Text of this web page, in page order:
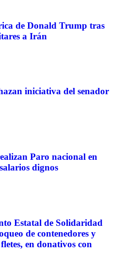
de Donald Trump tras
a Irán
iniciativa del senador
Paro nacional en
dignos
Estatal de Solidaridad
de contenedores y
en donativos con